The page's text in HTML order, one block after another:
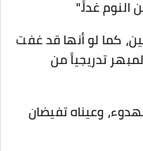
النوم غداً."
كما لو أنها قد غفت
تدريجياً من
وعيناه تفيضان